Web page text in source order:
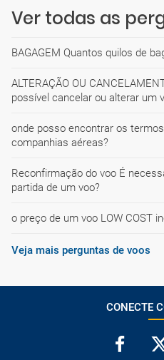
Ver todas as
BAGAGEM Quantos quilos de
ALTERAÇÃO OU
possível cancelar ou alterar um
onde posso encontrar os
companhias aéreas?
Reconfirmação do voo É
partida de um voo?
o preço de um voo LOW COST
Veja mais perguntas de voos
CONECTE